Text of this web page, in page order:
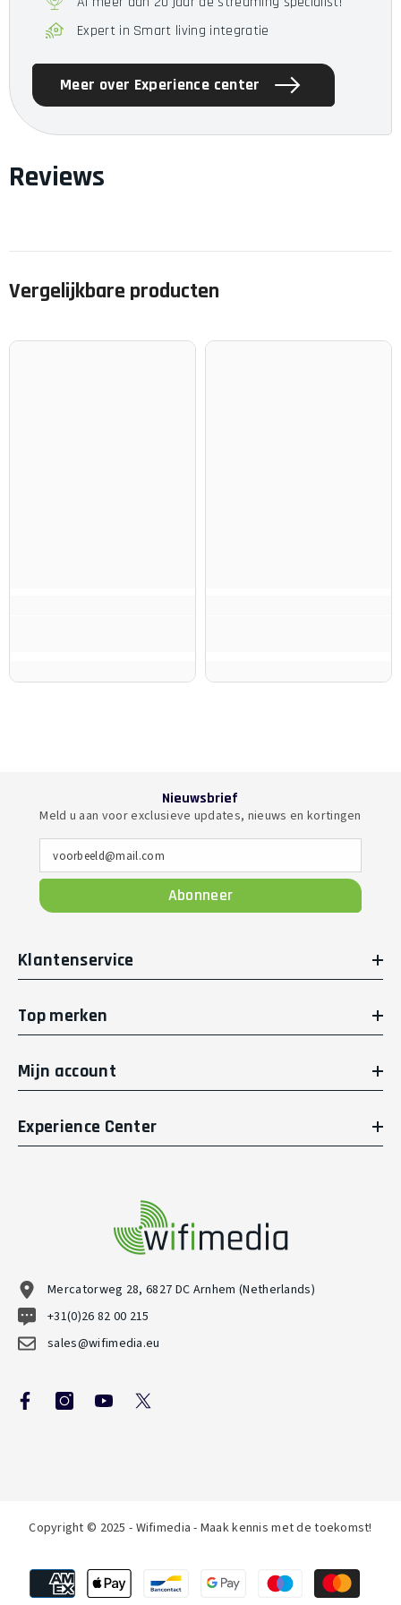
afgestemd op je voorkeuren op basis van 40 miljoen
parameters.Expert in Smart living integratie
Meer over Experience center
Reviews
Vergelijkbare producten
Nieuwsbrief
Meld u aan voor exclusieve updates, nieuws en kortingen
voorbeeld@mail.com
Abonneer
Klantenservice
Top merken
Mijn account
Experience Center
Mercatorweg 28, 6827 DC Arnhem (Netherlands)
+31(0)26 82 00 215
sales@wifimedia.eu
Copyright © 2025 - Wifimedia - Maak kennis met de toekomst!
Betaalmethoden